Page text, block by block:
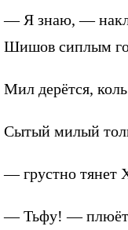
— Я знаю, —
Шишов сиплым
Мил дерётся,
Сытый милый
— грустно тянет
— Тьфу! —